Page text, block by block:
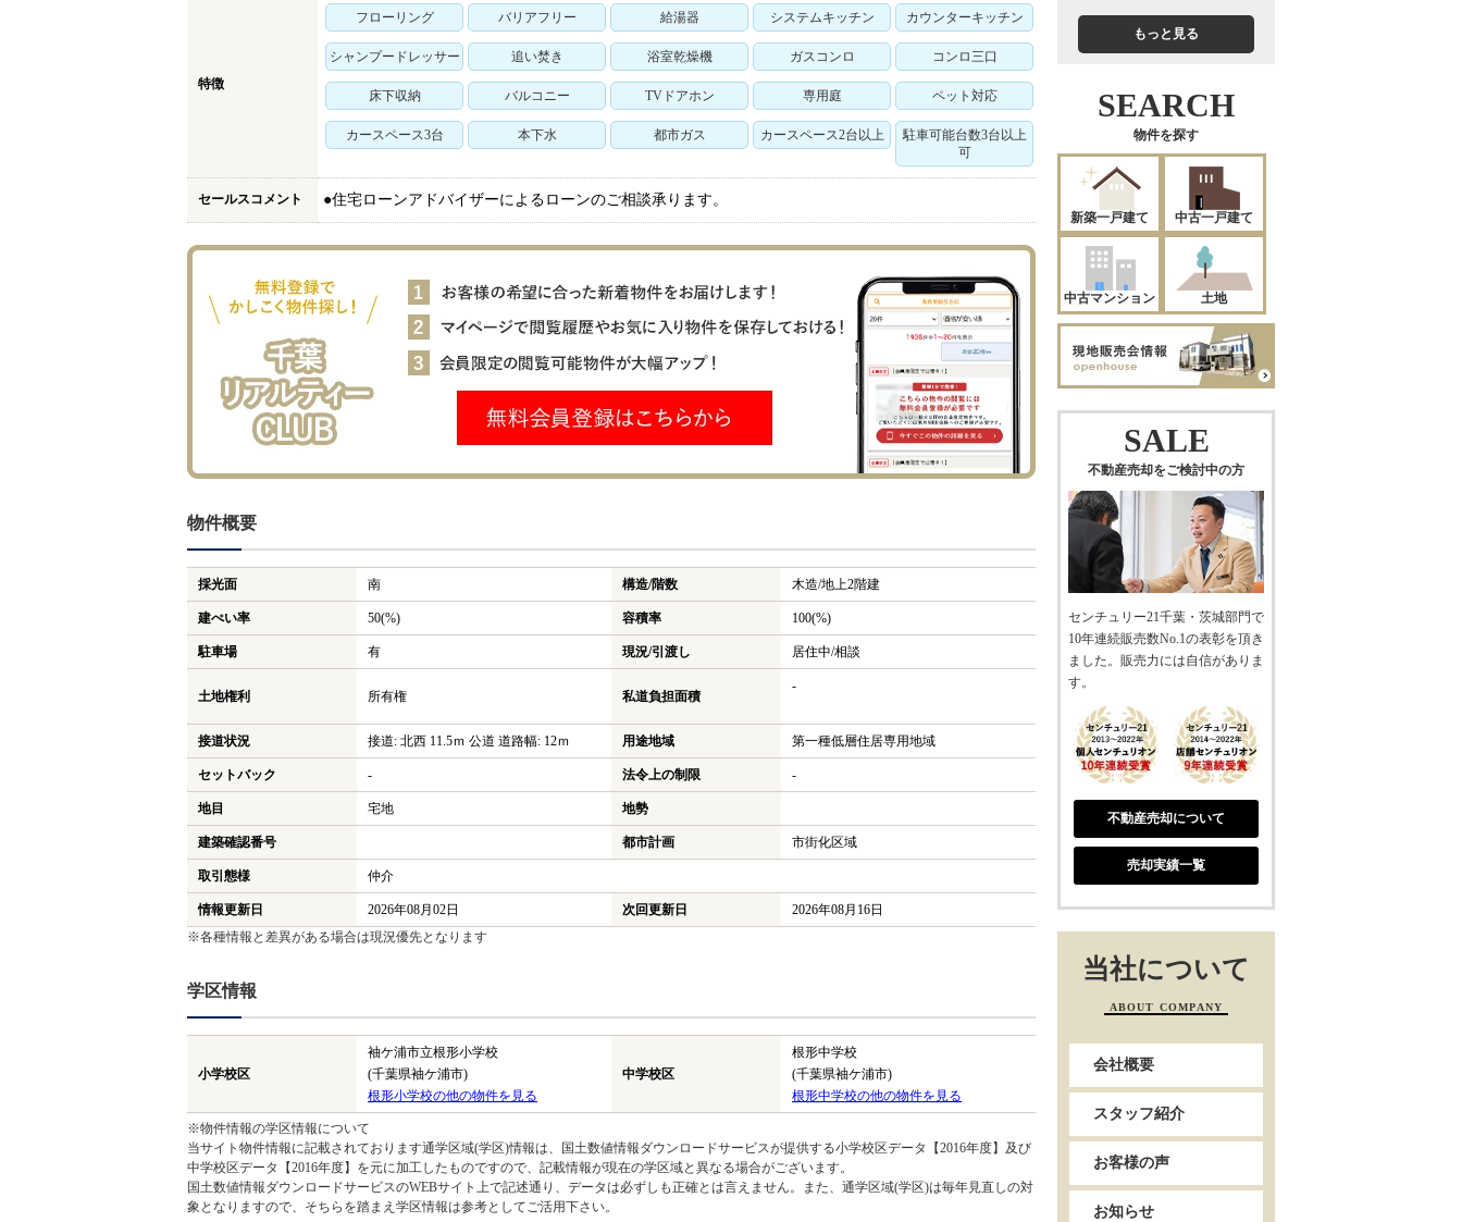
特徴
フローリング バリアフリー 給湯器 システムキッチン カウンターキッチン
シャンプードレッサー 追い焚き 浴室乾燥機 ガスコンロ コンロ三口
床下収納 バルコニー TVドアホン 専用庭 ペット対応
カースペース3台 本下水 都市ガス カースペース2台以上
駐車可能台数3台以上
可
セールスコメント ●住宅ローンアドバイザーによるローンのご相談承ります。
物件概要
採光面 南 構造/階数 木造/地上2階建
建ぺい率 50(%) 容積率 100(%)
駐車場 有 現況/引渡し 居住中/相談
土地権利 所有権 私道負担面積
-
接道状況 接道: 北西 11.5ｍ 公道 道路幅: 12ｍ 用途地域 第一種低層住居専用地域
セットバック - 法令上の制限 -
地目 宅地 地勢
建築確認番号 都市計画 市街化区域
取引態様 仲介
情報更新日 2026年08月02日 次回更新日
2026年08月16日
※各種情報と差異がある場合は現況優先となります
学区情報
小学校区
袖ケ浦市立根形小学校
(千葉県袖ケ浦市)
根形小学校の他の物件を見る
中学校区
根形中学校
(千葉県袖ケ浦市)
根形中学校の他の物件を見る
※物件情報の学区情報について
当サイト物件情報に記載されております通学区域(学区)情報は、国土数値情報ダウンロードサービスが提供する小学校区データ【2016年度】及び
中学校区データ【2016年度】を元に加工したものですので、記載情報が現在の学区域と異なる場合がございます。
国土数値情報ダウンロードサービスのWEBサイト上で記述通り、データは必ずしも正確とは言えません。また、通学区域(学区)は毎年見直しの対
象となりますので、そちらを踏まえ学区情報は参考としてご活用下さい。
もっと見る
SEARCH
物件を探す
新築一戸建て 中古一戸建て
中古マンション 土地
SALE
不動産売却をご検討中の方
センチュリー21千葉・茨城部門で
10年連続販売数No.1の表彰を頂き
ました。販売力には自信がありま
す。
不動産売却について
売却実績一覧
当社について
ABOUT COMPANY
会社概要
スタッフ紹介
お客様の声
お知らせ